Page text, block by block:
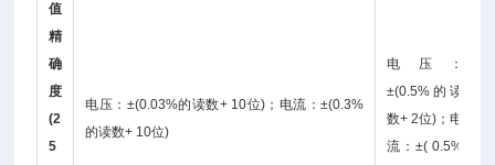
值
精
确
度
(2
5
电压：±(0.03%的读数+ 10位)；电流：±(0.3%
的读数+ 10位)
电压：
±(0.5%的读
数+ 2位)；电
流：±( 0.5%